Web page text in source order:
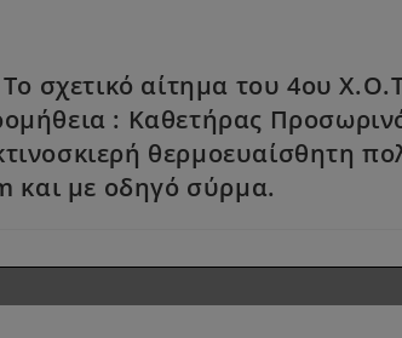
σχετικό αίτημα του 4ου
: Καθετήρας
θερμοευαίσθητη
και με οδηγό σύρμα.